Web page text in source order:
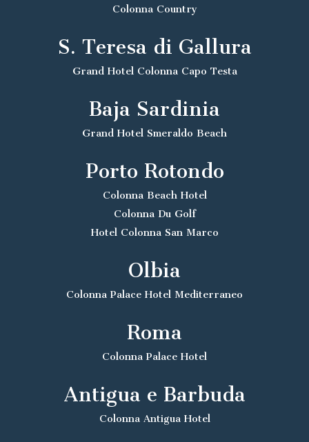
Colonna Country
S. Teresa di Gallura
Grand Hotel Colonna Capo Testa
Baja Sardinia
Grand Hotel Smeraldo Beach
Porto Rotondo
Colonna Beach Hotel
Colonna Du Golf
Hotel Colonna San Marco
Olbia
Colonna Palace Hotel Mediterraneo
Roma
Colonna Palace Hotel
Antigua e Barbuda
Colonna Antigua Hotel